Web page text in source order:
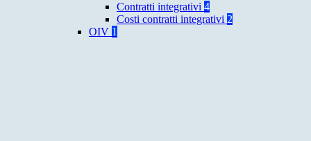
Contratti integrativi 4
Costi contratti integrativi 2
OIV 1